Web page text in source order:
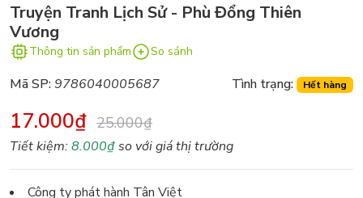
Truyện Tranh Lịch Sử - Phù Đổng Thiên
Vương
Thông tin sản phẩm So sánh
Mã SP:9786040005687 Tình trạng: Hết hàng
17.000₫ 25.000₫
Tiết kiệm:8.000₫so với giá thị trường
Công ty phát hành Tân Việt